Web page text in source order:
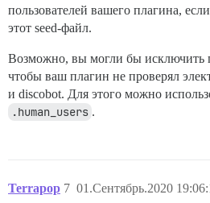
пользователей вашего плагина,
этот seed-файл.
Возможно, вы могли бы исключить
чтобы ваш плагин не проверял
и discobot. Для этого можно
.human_users .
Terrapop 01.Сентябрь.2020
7